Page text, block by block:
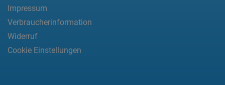
Impressum
Verbraucherinformation
Widerruf
Cookie Einstellungen